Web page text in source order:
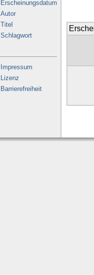
Erscheinungsdatum
Autor
Titel
Schlagwort
Impressum
Lizenz
Barrierefreiheit